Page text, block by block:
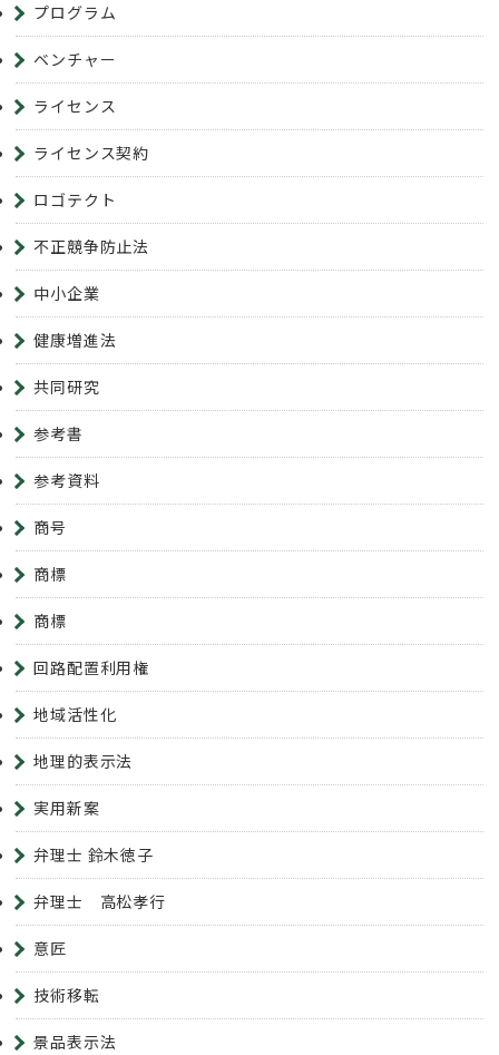
プログラム
ベンチャー
ライセンス
ライセンス契約
ロゴテクト
不正競争防止法
中小企業
健康増進法
共同研究
参考書
参考資料
商号
商標
商標
回路配置利用権
地域活性化
地理的表示法
実用新案
弁理士 鈴木徳子
弁理士 高松孝行
意匠
技術移転
景品表示法